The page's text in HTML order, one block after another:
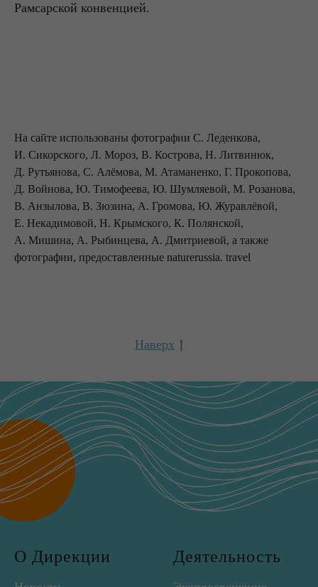
Рамсарской конвенцией.
На сайте использованы фотографии С. Леденкова,
И. Сикорского, Л. Мороз, В. Кострова, Н. Литвинюк,
Д. Рутьянова, С. Алёмова, М. Атаманенко, Г. Прокопова,
Д. Войнова, Ю. Тимофеева, Ю. Шумляевой, М. Розанова,
В. Анзылова, В. Зюзина, А. Громова, Ю. Журавлёвой,
Е. Некадимовой, Н. Крымского, К. Полянской,
А. Мишина, А. Рыбинцева, А. Дмитриевой, а также
фотографии, предоставленные naturerussia. travel
Наверх
О Дирекции Деятельность